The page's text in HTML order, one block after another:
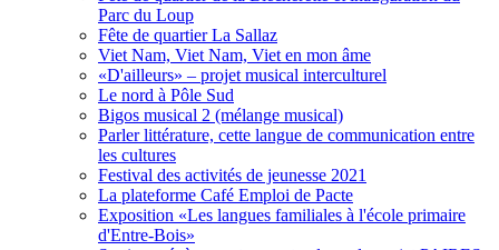
Parc du Loup
Fête de quartier La Sallaz
Viet Nam, Viet Nam, Viet en mon âme
«D'ailleurs» – projet musical interculturel
Le nord à Pôle Sud
Bigos musical 2 (mélange musical)
Parler littérature, cette langue de communication entre
les cultures
Festival des activités de jeunesse 2021
La plateforme Café Emploi de Pacte
Exposition «Les langues familiales à l'école primaire
d'Entre-Bois»